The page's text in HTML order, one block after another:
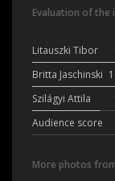
Evaluation of the
Litauszki Tibor
Britta Jaschinski
Szilágyi Attila
Audience score
More photos